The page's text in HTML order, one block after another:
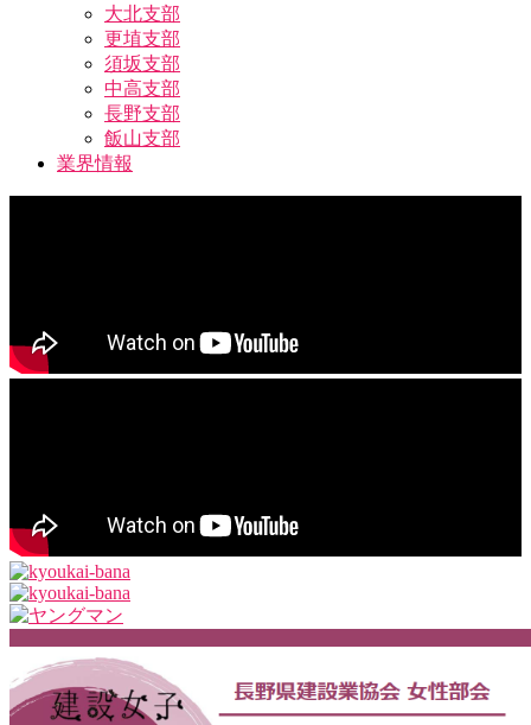
大北支部
更埴支部
須坂支部
中高支部
長野支部
飯山支部
業界情報